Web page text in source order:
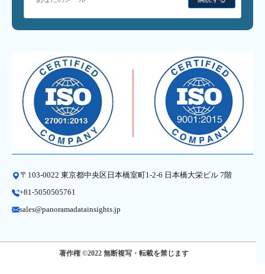
〒103-0022 東京都中央区日本橋室町1-2-6 日本橋大栄ビル 7階
+81-5050505761
sales@panoramadatainsights.jp
著作権 ©2022 無断複写・転載を禁じます